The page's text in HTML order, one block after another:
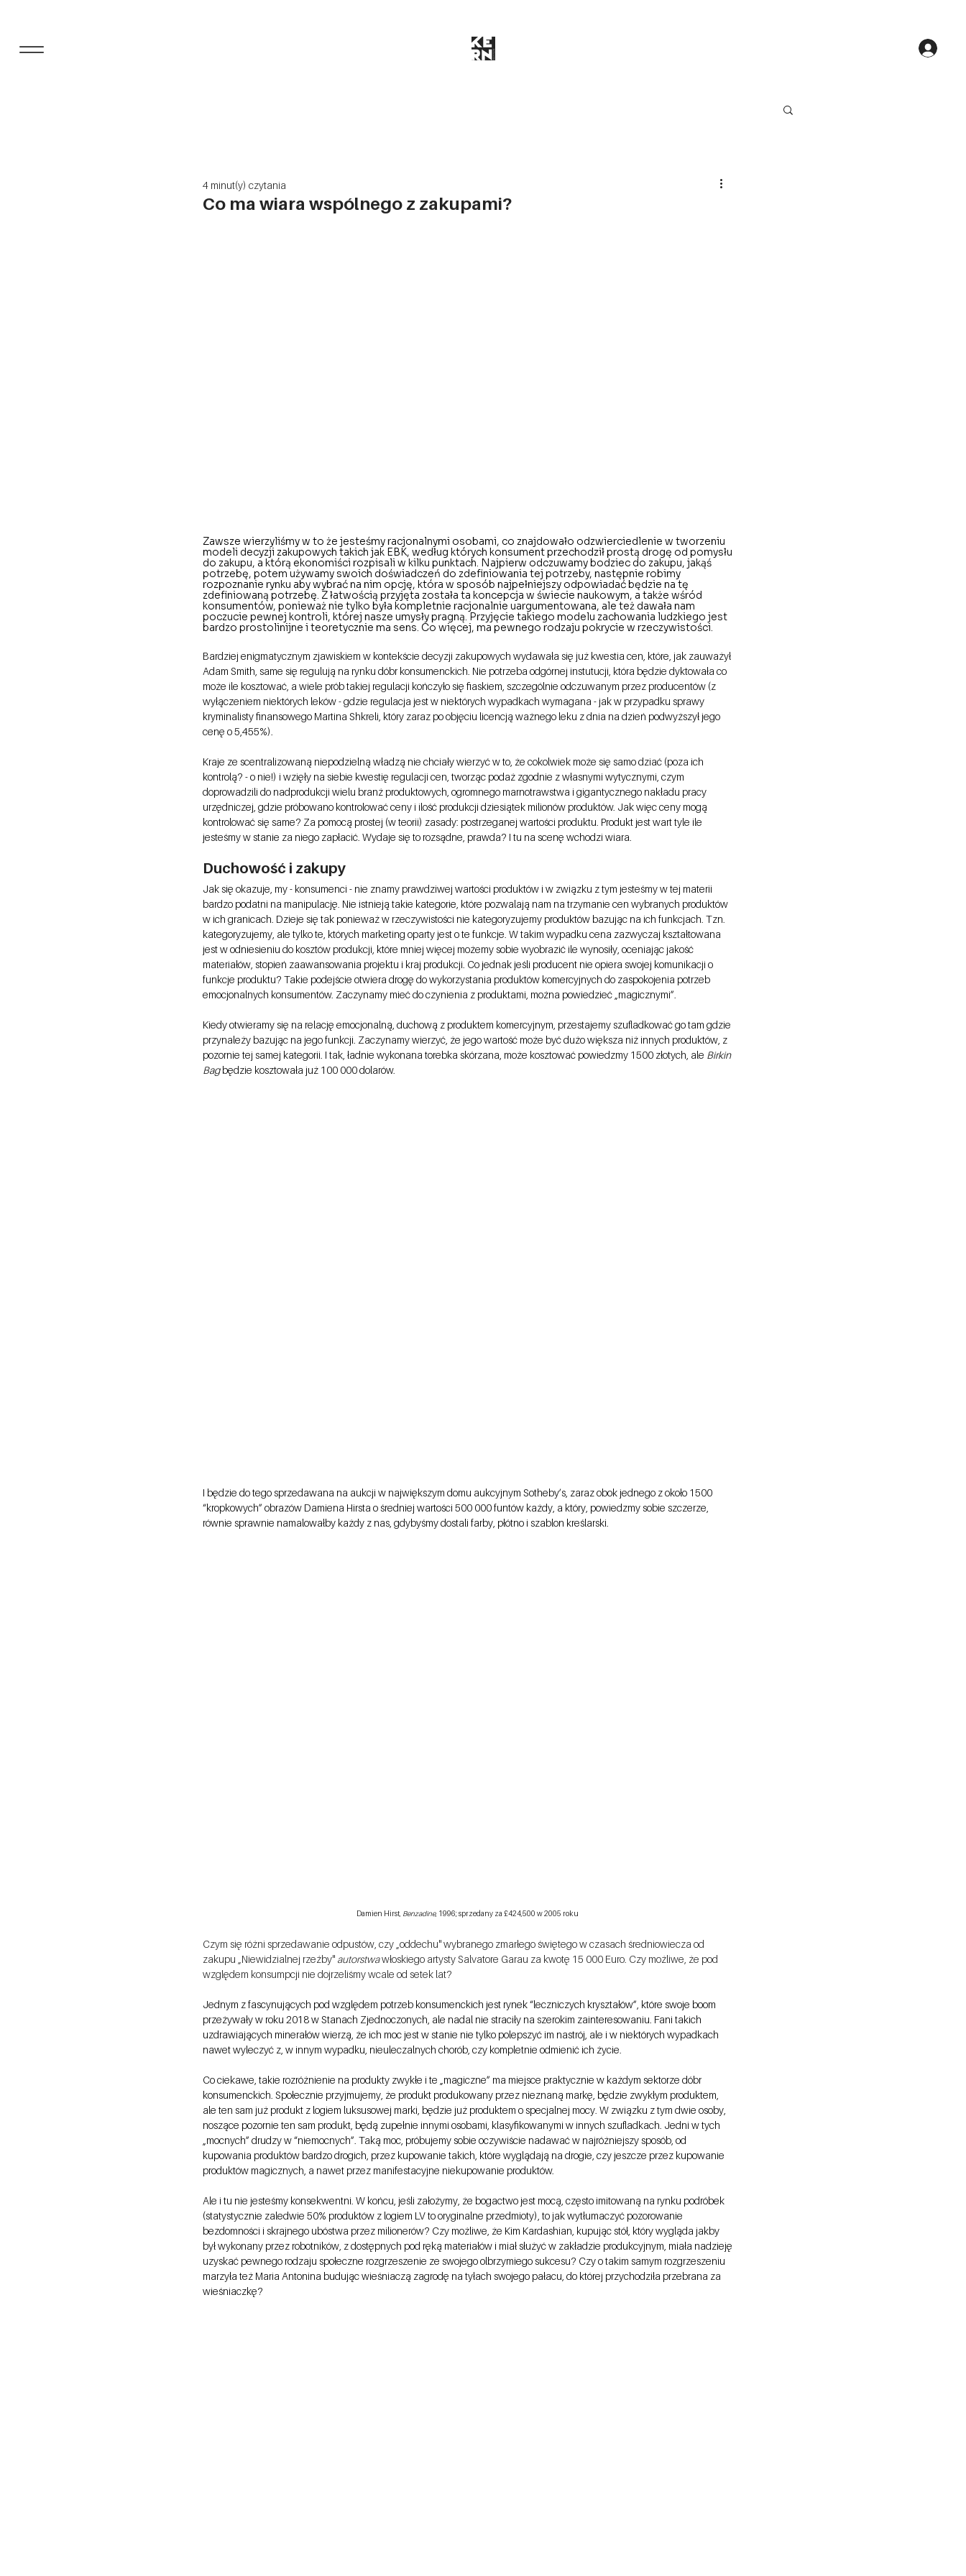
Co ma wiara wspólnego z zakupami?
4 minut(y) czytania
Zawsze wierzyliśmy w to że jesteśmy racjonalnymi osobami, co znajdowało odzwierciedlenie w tworzeniu
modeli decyzji zakupowych takich jak EBK, według których konsument przechodził prostą drogę od pomysłu
do zakupu, a którą ekonomiści rozpisali w kilku punktach. Najpierw odczuwamy bodziec do zakupu, jakąś
potrzebę, potem używamy swoich doświadczeń do zdefiniowania tej potrzeby, następnie robimy
rozpoznanie rynku aby wybrać na nim opcję, która w sposób najpełniejszy odpowiadać będzie na tę
zdefiniowaną potrzebę. Z łatwością przyjęta została ta koncepcja w świecie naukowym, a także wśród
konsumentów, ponieważ nie tylko była kompletnie racjonalnie uargumentowana, ale też dawała nam
poczucie pewnej kontroli, której nasze umysły pragną. Przyjęcie takiego modelu zachowania ludzkiego jest
bardzo prostolinijne i teoretycznie ma sens. Co więcej, ma pewnego rodzaju pokrycie w rzeczywistości.
Bardziej enigmatycznym zjawiskiem w kontekście decyzji zakupowych wydawała się już kwestia cen, które, jak zauważył
Adam Smith, same się regulują na rynku dóbr konsumenckich. Nie potrzeba odgórnej instutucji, która będzie dyktowała co
może ile kosztować, a wiele prób takiej regulacji kończyło się fiaskiem, szczególnie odczuwanym przez producentów (z
wyłączeniem niektórych leków - gdzie regulacja jest w niektórych wypadkach wymagana - jak w przypadku sprawy
kryminalisty finansowego Martina Shkreli, który zaraz po objęciu licencją ważnego leku z dnia na dzień podwyższył jego
cenę o 5,455%).
Kraje ze scentralizowaną niepodzielną władzą nie chciały wierzyć w to, że cokolwiek może się samo dziać (poza ich
kontrolą? - o nie!) i wzięły na siebie kwestię regulacji cen, tworząc podaż zgodnie z własnymi wytycznymi, czym
doprowadzili do nadprodukcji wielu branż produktowych, ogromnego marnotrawstwa i gigantycznego nakładu pracy
urzędniczej, gdzie próbowano kontrolować ceny i ilość produkcji dziesiątek milionów produktów. Jak więc ceny mogą
kontrolować się same? Za pomocą prostej (w teorii) zasady: postrzeganej wartości produktu. Produkt jest wart tyle ile
jesteśmy w stanie za niego zapłacić. Wydaje się to rozsądne, prawda? I tu na scenę wchodzi wiara.
Duchowość i zakupy
Jak się okazuje, my - konsumenci - nie znamy prawdziwej wartości produktów i w związku z tym jesteśmy w tej materii
bardzo podatni na manipulację. Nie istnieją takie kategorie, które pozwalają nam na trzymanie cen wybranych produktów
w ich granicach. Dzieje się tak ponieważ w rzeczywistości nie kategoryzujemy produktów bazując na ich funkcjach. Tzn.
kategoryzujemy, ale tylko te, których marketing oparty jest o te funkcje. W takim wypadku cena zazwyczaj kształtowana
jest w odniesieniu do kosztów produkcji, które mniej więcej możemy sobie wyobrazić ile wynosiły, oceniając jakość
materiałów, stopień zaawansowania projektu i kraj produkcji. Co jednak jeśli producent nie opiera swojej komunikacji o
funkcje produktu? Takie podejście otwiera drogę do wykorzystania produktów komercyjnych do zaspokojenia potrzeb
emocjonalnych konsumentów. Zaczynamy mieć do czynienia z produktami, można powiedzieć „magicznymi”.
Kiedy otwieramy się na relację emocjonalną, duchową z produktem komercyjnym, przestajemy szufladkować go tam gdzie
przynależy bazując na jego funkcji. Zaczynamy wierzyć, że jego wartość może być dużo większa niż innych produktów, z
pozornie tej samej kategorii. I tak, ładnie wykonana torebka skórzana, może kosztować powiedzmy 1500 złotych, ale Birkin
Bag będzie kosztowała już 100 000 dolarów.
I będzie do tego sprzedawana na aukcji w największym domu aukcyjnym Sotheby’s, zaraz obok jednego z około 1500
“kropkowych” obrazów Damiena Hirsta o średniej wartości 500 000 funtów każdy, a który, powiedzmy sobie szczerze,
równie sprawnie namalowałby każdy z nas, gdybyśmy dostali farby, płótno i szablon kreślarski.
Damien Hirst, Benzadine, 1996; sprzedany za £424,500 w 2005 roku
Czym się różni sprzedawanie odpustów, czy „oddechu" wybranego zmarłego świętego w czasach średniowiecza od
zakupu „Niewidzialnej rzeźby" autorstwa włoskiego artysty Salvatore Garau za kwotę 15 000 Euro. Czy możliwe, że pod
względem konsumpcji nie dojrzeliśmy wcale od setek lat?
Jednym z fascynujących pod względem potrzeb konsumenckich jest rynek “leczniczych kryształów”, które swoje boom
przeżywały w roku 2018 w Stanach Zjednoczonych, ale nadal nie straciły na szerokim zainteresowaniu. Fani takich
uzdrawiających minerałów wierzą, że ich moc jest w stanie nie tylko polepszyć im nastrój, ale i w niektórych wypadkach
nawet wyleczyć z, w innym wypadku, nieuleczalnych chorób, czy kompletnie odmienić ich życie.
Co ciekawe, takie rozróżnienie na produkty zwykłe i te „magiczne” ma miejsce praktycznie w każdym sektorze dóbr
konsumenckich. Społecznie przyjmujemy, że produkt produkowany przez nieznaną markę, będzie zwykłym produktem,
ale ten sam już produkt z logiem luksusowej marki, będzie już produktem o specjalnej mocy. W związku z tym dwie osoby,
noszące pozornie ten sam produkt, będą zupełnie innymi osobami, klasyfikowanymi w innych szufladkach. Jedni w tych
„mocnych” drudzy w “niemocnych”. Taką moc, próbujemy sobie oczywiście nadawać w najróżniejszy sposób, od
kupowania produktów bardzo drogich, przez kupowanie takich, które wyglądają na drogie, czy jeszcze przez kupowanie
produktów magicznych, a nawet przez manifestacyjne niekupowanie produktów.
Ale i tu nie jesteśmy konsekwentni. W końcu, jeśli założymy, że bogactwo jest mocą, często imitowaną na rynku podróbek
(statystycznie zaledwie 50% produktów z logiem LV to oryginalne przedmioty), to jak wytłumaczyć pozorowanie
bezdomności i skrajnego ubóstwa przez milionerów? Czy możliwe, że Kim Kardashian, kupując stół, który wygląda jakby
był wykonany przez robotników, z dostępnych pod ręką materiałów i miał służyć w zakładzie produkcyjnym, miała nadzieję
uzyskać pewnego rodzaju społeczne rozgrzeszenie ze swojego olbrzymiego sukcesu? Czy o takim samym rozgrzeszeniu
marzyła też Maria Antonina budując wieśniaczą zagrodę na tyłach swojego pałacu, do której przychodziła przebrana za
wieśniaczkę?